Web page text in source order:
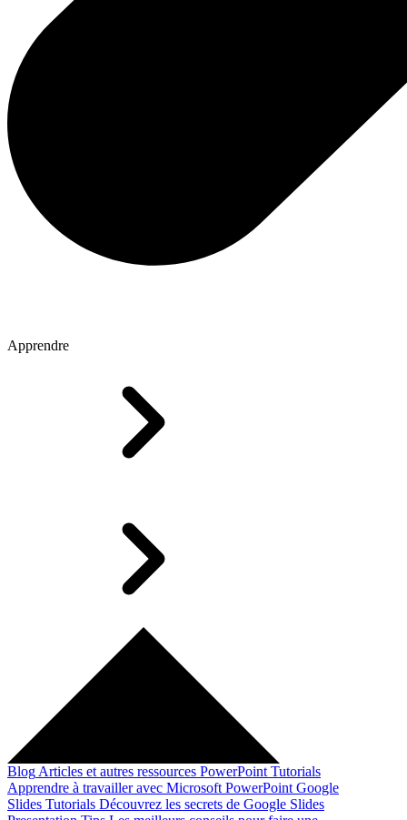
Apprendre
Blog Articles et autres ressources PowerPoint Tutorials
Apprendre à travailler avec Microsoft PowerPoint Google
Slides Tutorials Découvrez les secrets de Google Slides